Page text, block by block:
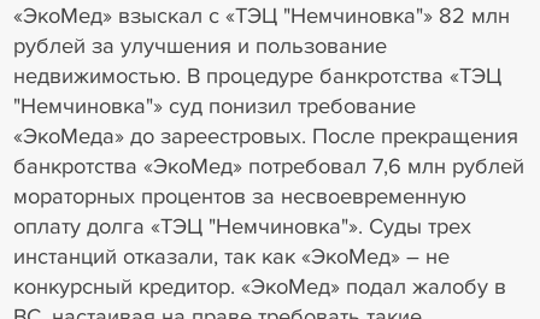
«ЭкоМед» взыскал с «ТЭЦ "Немчиновка"» 82 млн
рублей за улучшения и пользование
недвижимостью. В процедуре банкротства «ТЭЦ
"Немчиновка"» суд понизил требование
«ЭкоМеда» до зареестровых. После прекращения
банкротства «ЭкоМед» потребовал 7,6 млн рублей
мораторных процентов за несвоевременную
оплату долга «ТЭЦ "Немчиновка"». Суды трех
инстанций отказали, так как «ЭкоМед» – не
конкурсный кредитор. «ЭкоМед» подал жалобу в